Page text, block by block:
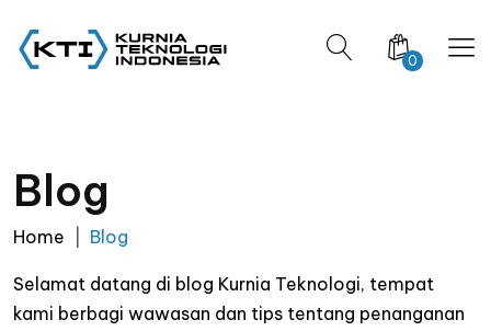
0
Blog
Home Blog
Selamat datang di blog Kurnia Teknologi, tempat
kami berbagi wawasan dan tips tentang penanganan